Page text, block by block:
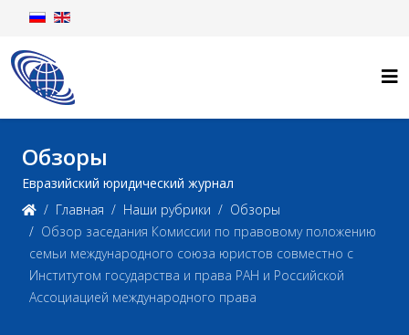
Обзоры
Евразийский юридический журнал
Главная
Наши рубрики
Обзоры
Обзор заседания Комиссии по правовому положению
семьи международного союза юристов совместно с
Институтом государства и права РАН и Российской
Ассоциацией международного права